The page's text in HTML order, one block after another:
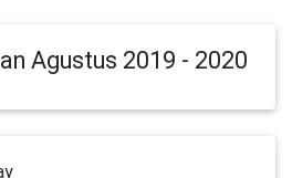
Agustus 2019 - 2020